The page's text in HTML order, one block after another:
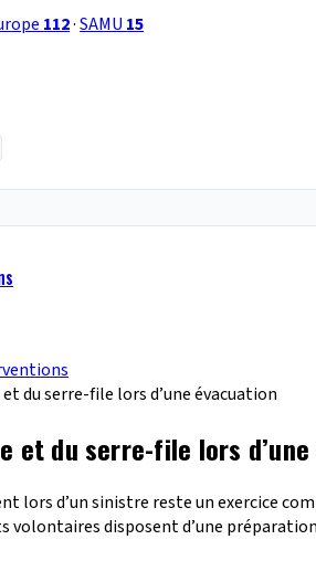
112·SAMU 15
du serre-file lors d’une évacuation
et du serre-file lors
lors d’un sinistre reste un exercice
volontaires disposent d’une